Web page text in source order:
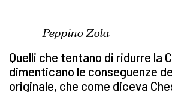
Peppino Zola
Quelli che tentano di ridurre la
dimenticano le conseguenze
originale, che come diceva